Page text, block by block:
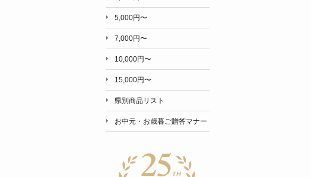
5,000円〜
7,000円〜
10,000円〜
15,000円〜
県別商品リスト
お中元・お歳暮ご贈答マナー